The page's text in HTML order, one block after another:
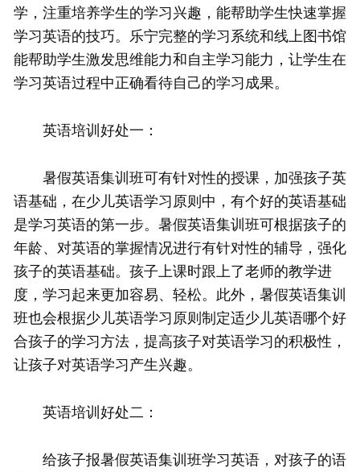
学，注重培养学生的学习兴趣，能帮助学生快速掌握
学习英语的技巧。乐宁完整的学习系统和线上图书馆
能帮助学生激发思维能力和自主学习能力，让学生在
学习英语过程中正确看待自己的学习成果。
英语培训好处一：
暑假英语集训班可有针对性的授课，加强孩子英
语基础，在少儿英语学习原则中，有个好的英语基础
是学习英语的第一步。暑假英语集训班可根据孩子的
年龄、对英语的掌握情况进行有针对性的辅导，强化
孩子的英语基础。孩子上课时跟上了老师的教学进
度，学习起来更加容易、轻松。此外，暑假英语集训
班也会根据少儿英语学习原则制定适少儿英语哪个好
合孩子的学习方法，提高孩子对英语学习的积极性，
让孩子对英语学习产生兴趣。
英语培训好处二：
给孩子报暑假英语集训班学习英语，对孩子的语